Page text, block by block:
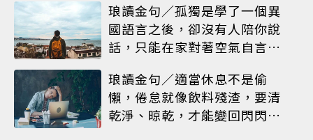
琅讀金句／孤獨是學了一個異
國語言之後，卻沒有人陪你說
話，只能在家對著空氣自言自
琅讀金句／適當休息不是偷
懶，倦怠就像飲料殘渣，要清
乾淨、晾乾，才能變回閃閃發